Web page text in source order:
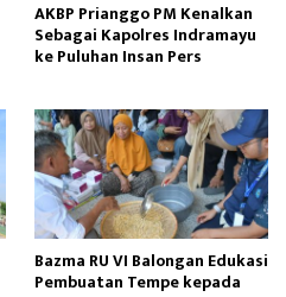
AKBP Prianggo PM Kenalkan
Sebagai Kapolres Indramayu
ke Puluhan Insan Pers
Bazma RU VI Balongan Edukasi
Pembuatan Tempe kepada